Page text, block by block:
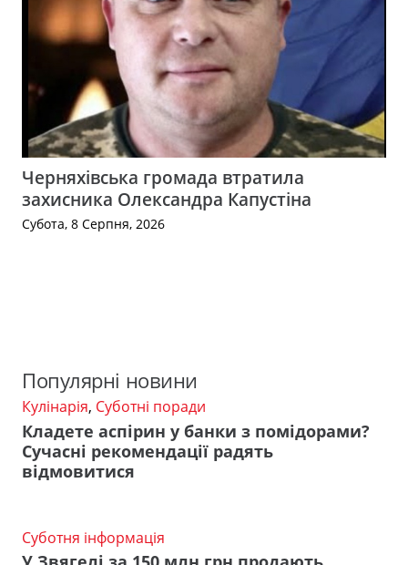
Черняхівська громада втратила
захисника Олександра Капустіна
Субота, 8 Серпня, 2026
Популярні новини
Кулінарія, Суботні поради
Кладете аспірин у банки з помідорами?
Сучасні рекомендації радять
відмовитися
Суботня інформація